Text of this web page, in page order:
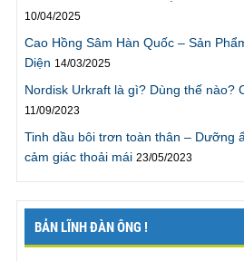
“Tôi đãkéo dài thời gian quan hệ
đây, sự thực thật tuyệt vời, rất
“Tôi rất cảm ơn vì hiện giờ tôi
gian quan hệ với vợ gấp 4 lần
gặp khó khăn gì. Giờ chúng tôi
thử nhiều tư thế khác mà
sẽ rất mệt, vì vậy tôi sẽ làm theo
thể dục nhiều hơn. Rất cảm ơn
10/04/2025
Cao Hồng Sâm Hàn Quốc – Sản
Diện 14/03/2025
Nordisk Urkraft là gì? Dùng thế nào?
11/09/2023
Tinh dầu bôi trơn toàn thân – Dưỡng
cảm giác thoải mái 23/05/2023
BẢN LĨNH ĐÀN ÔNG !